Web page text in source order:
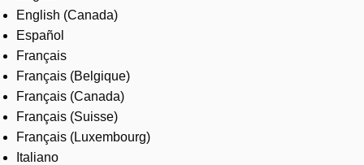
English (Canada)
Español
Français
Français (Belgique)
Français (Canada)
Français (Suisse)
Français (Luxembourg)
Italiano